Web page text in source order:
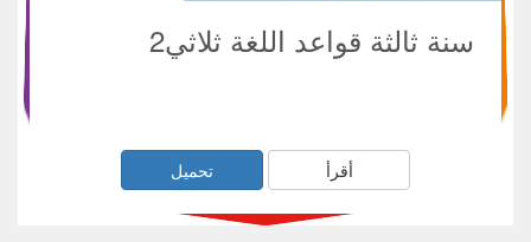
سنة ثالثة قواعد اللغة ثلاثي2
أقرأ تحميل